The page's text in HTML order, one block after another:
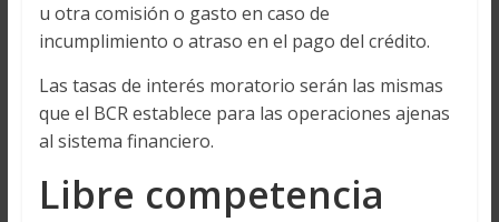
u otra comisión o gasto en caso de
incumplimiento o atraso en el pago del crédito.
Las tasas de interés moratorio serán las mismas
que el BCR establece para las operaciones ajenas
al sistema financiero.
Libre competencia